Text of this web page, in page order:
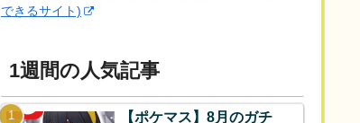
できるサイト)
1週間の人気記事
【ポケマス】8月のガチ